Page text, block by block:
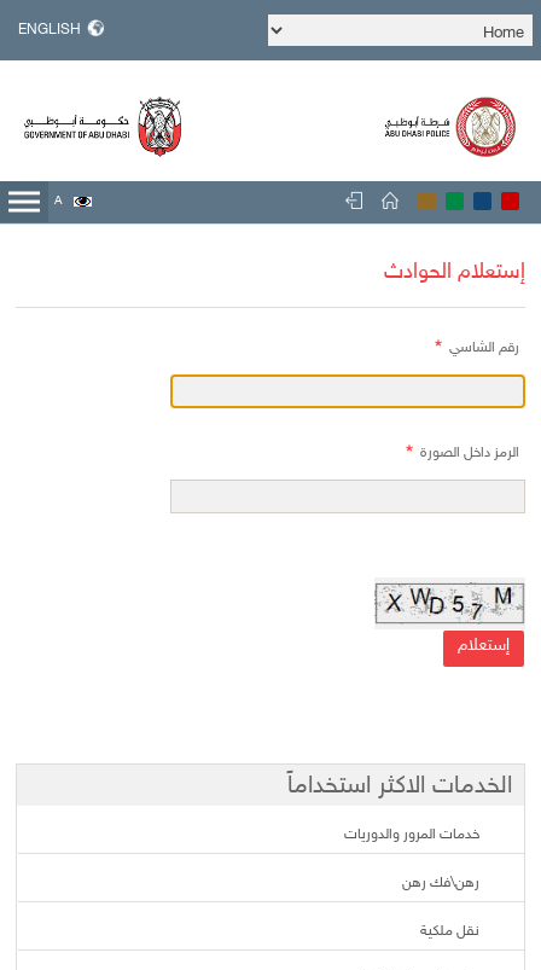
ENGLISH
A A A
إستعلام الحوادث
رقم الشاسي
الرمز داخل الصورة
الخدمات الاكثر استخداماً
خدمات المرور والدوريات
رهن\فك رهن
نقل ملكية